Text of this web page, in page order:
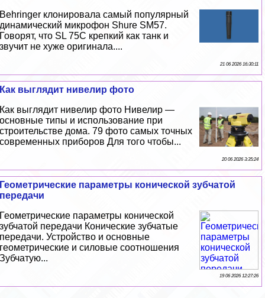
Behringer клонировала самый популярный
динамический микрофон Shure SM57.
Говорят, что SL 75C крепкий как танк и
звучит не хуже оригинала....
21 06 2026 16:30:11
Как выглядит нивелир фото
Как выглядит нивелир фото Нивелир —
основные типы и использование при
строительстве дома. 79 фото самых точных
современных приборов Для того чтобы...
20 06 2026 3:35:24
Геометрические параметры конической зубчатой
передачи
Геометрические параметры конической
зубчатой передачи Конические зубчатые
передачи. Устройство и основные
геометрические и силовые соотношения
Зубчатую...
19 06 2026 12:27:26